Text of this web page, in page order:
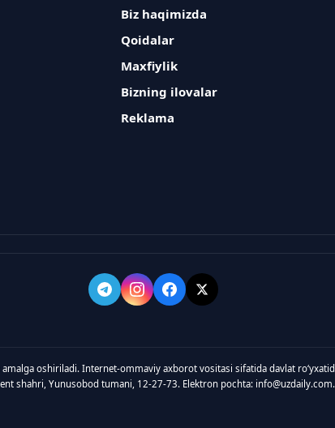
Biz haqimizda
Qoidalar
Maxfiylik
Bizning ilovalar
Reklama
oshiriladi. Internet-ommaviy axborot vositasi sifatida davlat
shahri, Yunusobod tumani, 12-27-73. Elektron pochta: